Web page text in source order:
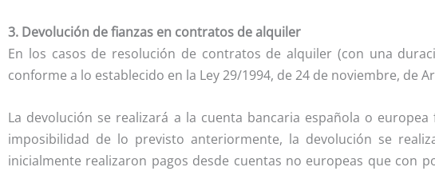
3. Devolución de fianzas en contratos de alquiler
En los casos de resolución de contratos de alquiler (con una
conforme a lo establecido en la Ley 29/1994, de 24 de noviembre,
La devolución se realizará a la cuenta bancaria española o
imposibilidad de lo previsto anteriormente, la devolución se
inicialmente realizaron pagos desde cuentas no europeas que con